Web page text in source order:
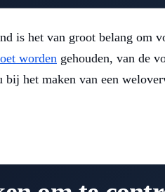
is het van groot belang om
worden gehouden, van de
het maken van een